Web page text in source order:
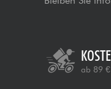
ab 89 €